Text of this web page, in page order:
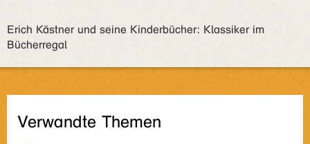
Erich Kästner und seine Kinderbücher: Klassiker im
Bücherregal
Verwandte Themen